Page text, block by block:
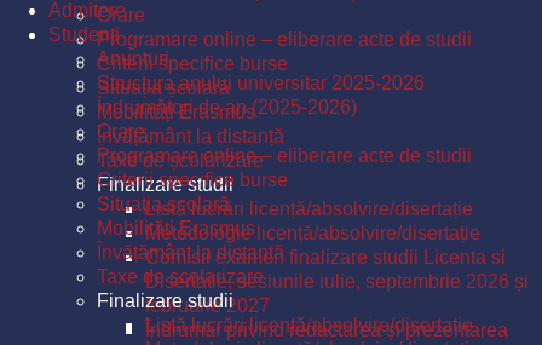
Orare
Programare online – eliberare acte de studii
Criterii specifice burse
Situația școlară
Mobilități Erasmus
Învățământ la distanță
Taxe de școlarizare
Finalizare studii
Listă lucrări licență/absolvire/disertație
Metodologie licență/absolvire/disertație
Comisii examen finalizare studii Licenta si
Disertatie, sesiunile iulie, septembrie 2026 și
februarie 2027
Îndrumar privind redactarea și prezentarea
Admitere
Studenți
Anunțuri
Structura anului universitar 2025-2026
Îndrumători de an (2025-2026)
Orare
Programare online – eliberare acte de studii
Criterii specifice burse
Situația școlară
Mobilități Erasmus
Învățământ la distanță
Taxe de școlarizare
Finalizare studii
Listă lucrări licență/absolvire/disertație